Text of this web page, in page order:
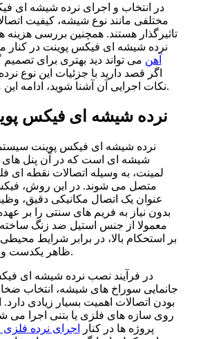
در انتخاب و اجرای نرده شیشه ای
مختلفی مانند نوع شیشه، کیفیت
تاثیرگذار هستند. همچنین بررسی هزینه
نرده شیشه ای فیکس پوینت در کنار
آهن می تواند دید بهتری برای
اگر قصد دارید با جزئیات این نوع
نکات اجرایی آن آشنا شوید، ادامه این مقاله را دنبال کنید.
نرده شیشه‌ ای فیکس
نرده شیشه ای فیکس پوینت
شیشه ای است که در آن پنل
لمینت، به وسیله اتصالات نقطه ای
متصل می شوند. در این روش،
عنوان یک اتصال مکانیکی دقیق،
بدون نیاز به فریم های سنتی را بر
معمولا از جنس استیل ضد زنگ ساخته
بر استحکام بالا، در برابر شرایط
ظاهر یکدست و مینیمال ایجاد کنند.
در فرآیند نصب نرده شیشه ای
جانمایی سوراخ های شیشه، انتخاب
بودن اتصالات اهمیت بسیار زیادی
روی سازه های فلزی یا بتنی اجرا می
پروژه ها در کنار
اجرای نرده فلزی